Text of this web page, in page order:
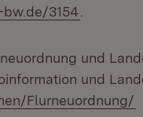
3154
und
und
Flurneuordnung/